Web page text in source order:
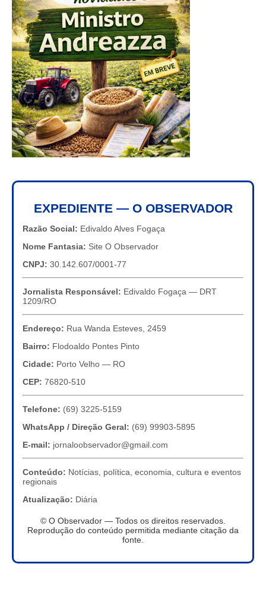
EXPEDIENTE — O OBSERVADOR
Razão Social: Edivaldo Alves Fogaça
Nome Fantasia: Site O Observador
CNPJ: 30.142.607/0001-77
Jornalista Responsável: Edivaldo Fogaça — DRT
1209/RO
Endereço: Rua Wanda Esteves, 2459
Bairro: Flodoaldo Pontes Pinto
Cidade: Porto Velho — RO
CEP: 76820-510
Telefone: (69) 3225-5159
WhatsApp / Direção Geral: (69) 99903-5895
E-mail: jornaloobservador@gmail.com
Conteúdo: Notícias, política, economia, cultura e eventos
regionais
Atualização: Diária
© O Observador — Todos os direitos reservados.
Reprodução do conteúdo permitida mediante citação da
fonte.